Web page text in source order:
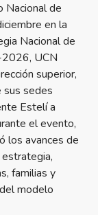
Nacional de
en la
Nacional de
2026, UCN
superior,
sus sedes
Estelí a
el evento,
los avances de
familias y
modelo